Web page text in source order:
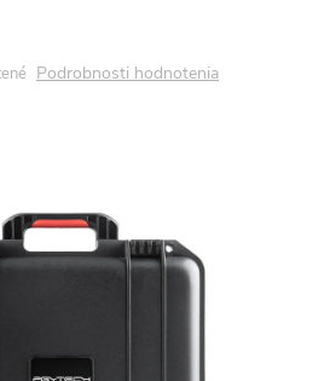
Podrobnosti hodnotenia